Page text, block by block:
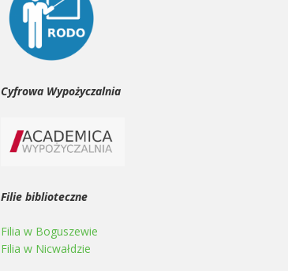
Cyfrowa Wypożyczalnia
Filie biblioteczne
Filia w Boguszewie
Filia w Nicwałdzie